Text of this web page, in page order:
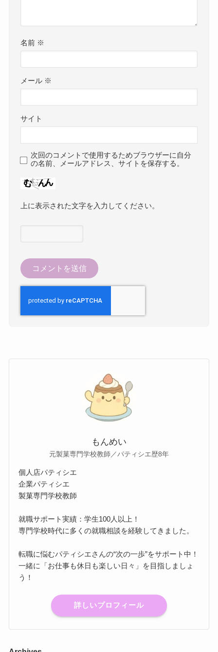
名前 ※
メール ※
サイト
次回のコメントで使用するためブラウザーに自分
の名前、メールアドレス、サイトを保存する。
上に表示された文字を入力してください。
もんめい
元製菓専門学校教師／パティシエ歴8年
個人店パティシエ
企業パティシエ
製菓専門学校教師
就職サポート実績：学生100人以上！
専門学校時代に多くの就職相談を経験してきました。
転職に悩むパティシエさんの“次の一歩”をサポート中！
一緒に「お仕事も休日も楽しい日々」を目指しましょ
う！
詳しいプロフィール